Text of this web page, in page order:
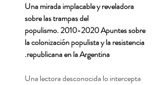
Una mirada implacable y reveladora
sobre las trampas del
populismo. 2010-2020 Apuntes sobre
la colonización populista y la resistencia
republicana en la Argentina.
Una lectora desconocida lo intercepta